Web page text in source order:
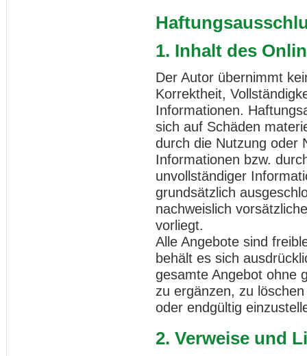
1. Inhalt des
Der Autor übernimmt
Korrektheit,
Informationen.
sich auf Schäden
durch die Nutzung oder
Informationen bzw.
unvollständiger
grundsätzlich
nachweislich
vorliegt.
Alle Angebote sind
behält es sich
gesamte Angebot ohne
zu ergänzen, zu
oder endgültig
2. Verweise und